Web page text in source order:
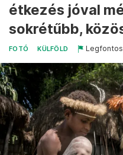
étkezés jóval
sokrétűbb,
FOTÓ KÜLFÖLD